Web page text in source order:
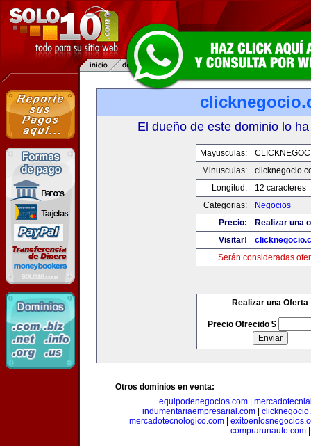
El dueño de este dominio lo
Mayusculas:
Minusculas:
Longitud:
12 caracteres
Categorias:
Negocios
Precio:
Realizar una
Visitar!
Serán consideradas
Realizar una Oferta
Precio Ofrecido $
Otros dominios en venta:
equipodenegocios.com|
indumentariaempresarial.com
mercadotecnologico.com
comprarunauto.com|